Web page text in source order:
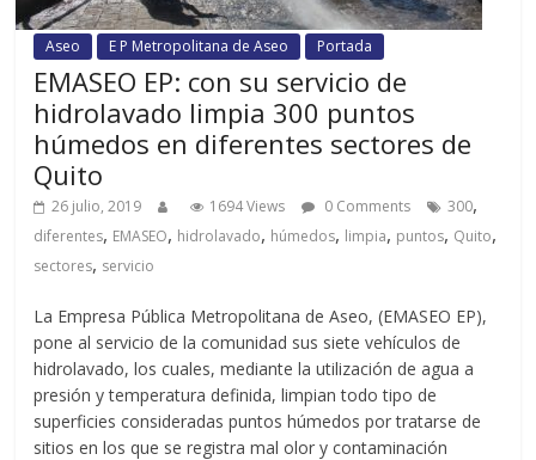
Aseo E P Metropolitana de Aseo Portada
EMASEO EP: con su servicio de
hidrolavado limpia 300 puntos
húmedos en diferentes sectores de
Quito
26 julio, 2019 1694 Views 0 Comments 300,
diferentes, EMASEO, hidrolavado, húmedos, limpia, puntos, Quito,
sectores, servicio
La Empresa Pública Metropolitana de Aseo, (EMASEO EP),
pone al servicio de la comunidad sus siete vehículos de
hidrolavado, los cuales, mediante la utilización de agua a
presión y temperatura definida, limpian todo tipo de
superficies consideradas puntos húmedos por tratarse de
sitios en los que se registra mal olor y contaminación